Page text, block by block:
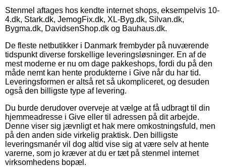
Stenmel aftages hos kendte internet shops, eksempelvis 10-
4.dk, Stark.dk, JemogFix.dk, XL-Byg.dk, Silvan.dk,
Bygma.dk, DavidsenShop.dk og Bauhaus.dk.
De fleste netbutikker i Danmark frembyder på nuværende
tidspunkt diverse forskellige leveringsløsninger. En af de
mest moderne er nu om dage pakkeshops, fordi du på den
måde nemt kan hente produkterne i Give når du har tid.
Leveringsformen er altså ret så ukompliceret, og desuden
også den billigste type af levering.
Du burde derudover overveje at vælge at få udbragt til din
hjemmeadresse i Give eller til adressen på dit arbejde.
Denne viser sig jævnligt et hak mere omkostningsfuld, men
på den anden side virkelig praktisk. Den billigste
leveringsmanér vil dog altid vise sig at være selv at hente
varerne, som jo kræver at du er tæt på stenmel internet
virksomhedens bopæl.